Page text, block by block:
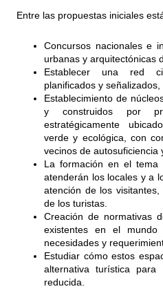
Entre las propuestas iniciales
Concursos nacionales e
urbanas y arquitectónicas
Establecer una red
planificados y
Establecimiento de
y construidos por
estratégicamente
verde y ecológica, con
vecinos de autosuficiencia
La formación en el
atenderán los locales y a
atención de los
de los turistas.
Creación de normativas
existentes en el mundo
necesidades y
Estudiar cómo estos
alternativa turística para
reducida.